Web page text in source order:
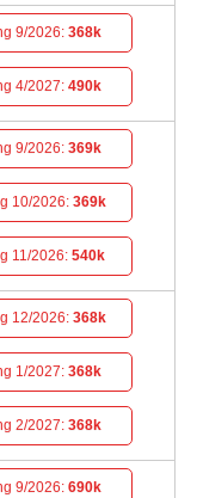
9/2026:368k
4/2027:490k
9/2026:369k
10/2026: 369k
11/2026:540k
12/2026: 368k
1/2027:368k
2/2027:368k
9/2026:690k